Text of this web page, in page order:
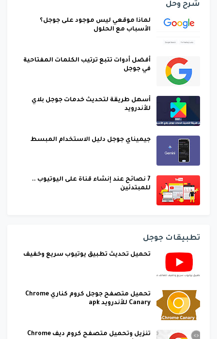
شرح وحل
لماذا موقعي ليس موجود على جوجل؟
الأسباب مع الحلول
أفضل أدوات تتبع ترتيب الكلمات المفتاحية
في جوجل
أسهل طريقة لتحديث خدمات جوجل بلاي
للأندرويد
جيميناي جوجل دليل الاستخدام المبسط
7 نصائح عند إنشاء قناة على اليوتيوب ..
للمبتدئين
تطبيقات جوجل
تحميل تحديث تطبيق يوتيوب سريع وخفيف
تحميل متصفح جوجل كروم كناري Chrome
Canary للأندرويد apk
تنزيل وتحميل متصفح كروم ديف Chrome